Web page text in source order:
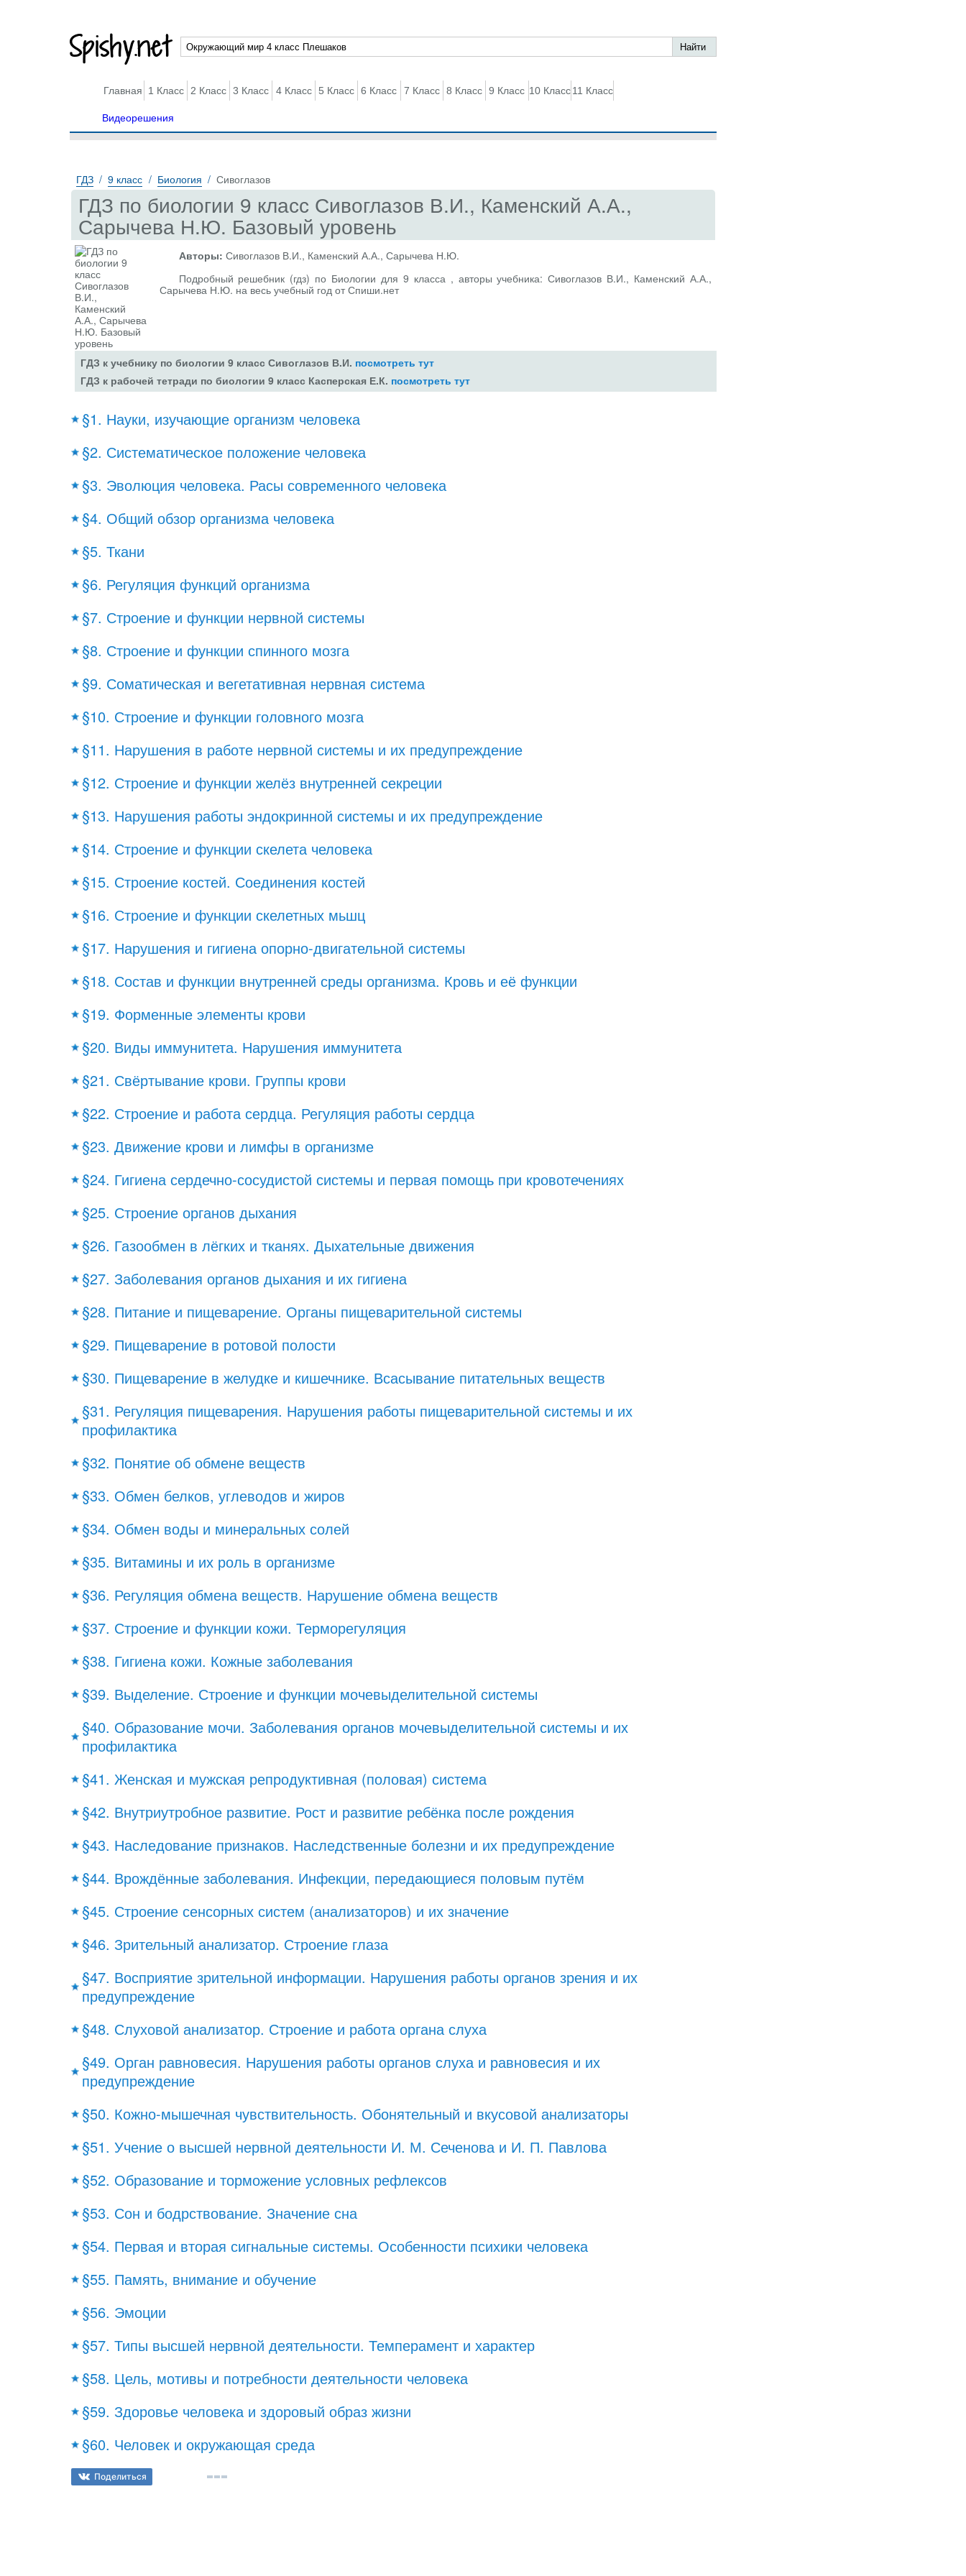
Spishy.net
Главная 1 Класс 2 Класс 3 Класс 4 Класс 5 Класс 6 Класс 7 Класс 8 Класс 9 Класс 10 Класс 11 Класс
Видеорешения
ГДЗ 9 класс Биология Сивоглазов
ГДЗ по биологии 9 класс Сивоглазов В.И., Каменский А.А.,
Сарычева Н.Ю. Базовый уровень
Авторы: Сивоглазов В.И., Каменский А.А., Сарычева Н.Ю.
Подробный решебник (гдз) по Биологии для 9 класса , авторы учебника: Сивоглазов В.И., Каменский А.А.,
Сарычева Н.Ю. на весь учебный год от Спиши.нет
ГДЗ к учебнику по биологии 9 класс Сивоглазов В.И. посмотреть тут
ГДЗ к рабочей тетради по биологии 9 класс Касперская Е.К. посмотреть тут
§1. Науки, изучающие организм человека
§2. Систематическое положение человека
§3. Эволюция человека. Расы современного человека
§4. Общий обзор организма человека
§5. Ткани
§6. Регуляция функций организма
§7. Строение и функции нервной системы
§8. Строение и функции спинного мозга
§9. Соматическая и вегетативная нервная система
§10. Строение и функции головного мозга
§11. Нарушения в работе нервной системы и их предупреждение
§12. Строение и функции желёз внутренней секреции
§13. Нарушения работы эндокринной системы и их предупреждение
§14. Строение и функции скелета человека
§15. Строение костей. Соединения костей
§16. Строение и функции скелетных мьшц
§17. Нарушения и гигиена опорно-двигательной системы
§18. Состав и функции внутренней среды организма. Кровь и её функции
§19. Форменные элементы крови
§20. Виды иммунитета. Нарушения иммунитета
§21. Свёртывание крови. Группы крови
§22. Строение и работа сердца. Регуляция работы сердца
§23. Движение крови и лимфы в организме
§24. Гигиена сердечно-сосудистой системы и первая помощь при кровотечениях
§25. Строение органов дыхания
§26. Газообмен в лёгких и тканях. Дыхательные движения
§27. Заболевания органов дыхания и их гигиена
§28. Питание и пищеварение. Органы пищеварительной системы
§29. Пищеварение в ротовой полости
§30. Пищеварение в желудке и кишечнике. Всасывание питательных веществ
§31. Регуляция пищеварения. Нарушения работы пищеварительной системы и их
профилактика
§32. Понятие об обмене веществ
§33. Обмен белков, углеводов и жиров
§34. Обмен воды и минеральных солей
§35. Витамины и их роль в организме
§36. Регуляция обмена веществ. Нарушение обмена веществ
§37. Строение и функции кожи. Терморегуляция
§38. Гигиена кожи. Кожные заболевания
§39. Выделение. Строение и функции мочевыделительной системы
§40. Образование мочи. Заболевания органов мочевыделительной системы и их
профилактика
§41. Женская и мужская репродуктивная (половая) система
§42. Внутриутробное развитие. Рост и развитие ребёнка после рождения
§43. Наследование признаков. Наследственные болезни и их предупреждение
§44. Врождённые заболевания. Инфекции, передающиеся половым путём
§45. Строение сенсорных систем (анализаторов) и их значение
§46. Зрительный анализатор. Строение глаза
§47. Восприятие зрительной информации. Нарушения работы органов зрения и их
предупреждение
§48. Слуховой анализатор. Строение и работа органа слуха
§49. Орган равновесия. Нарушения работы органов слуха и равновесия и их
предупреждение
§50. Кожно-мышечная чувствительность. Обонятельный и вкусовой анализаторы
§51. Учение о высшей нервной деятельности И. М. Сеченова и И. П. Павлова
§52. Образование и торможение условных рефлексов
§53. Сон и бодрствование. Значение сна
§54. Первая и вторая сигнальные системы. Особенности психики человека
§55. Память, внимание и обучение
§56. Эмоции
§57. Типы высшей нервной деятельности. Темперамент и характер
§58. Цель, мотивы и потребности деятельности человека
§59. Здоровье человека и здоровый образ жизни
§60. Человек и окружающая среда
Поделиться